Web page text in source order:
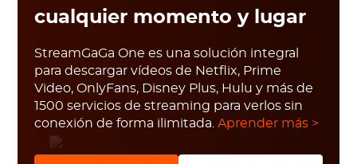
cualquier momento y lugar
StreamGaGa One es una solución integral
para descargar vídeos de Netflix, Prime
Video, OnlyFans, Disney Plus, Hulu y más de
1500 servicios de streaming para verlos sin
conexión de forma ilimitada. Aprender más >